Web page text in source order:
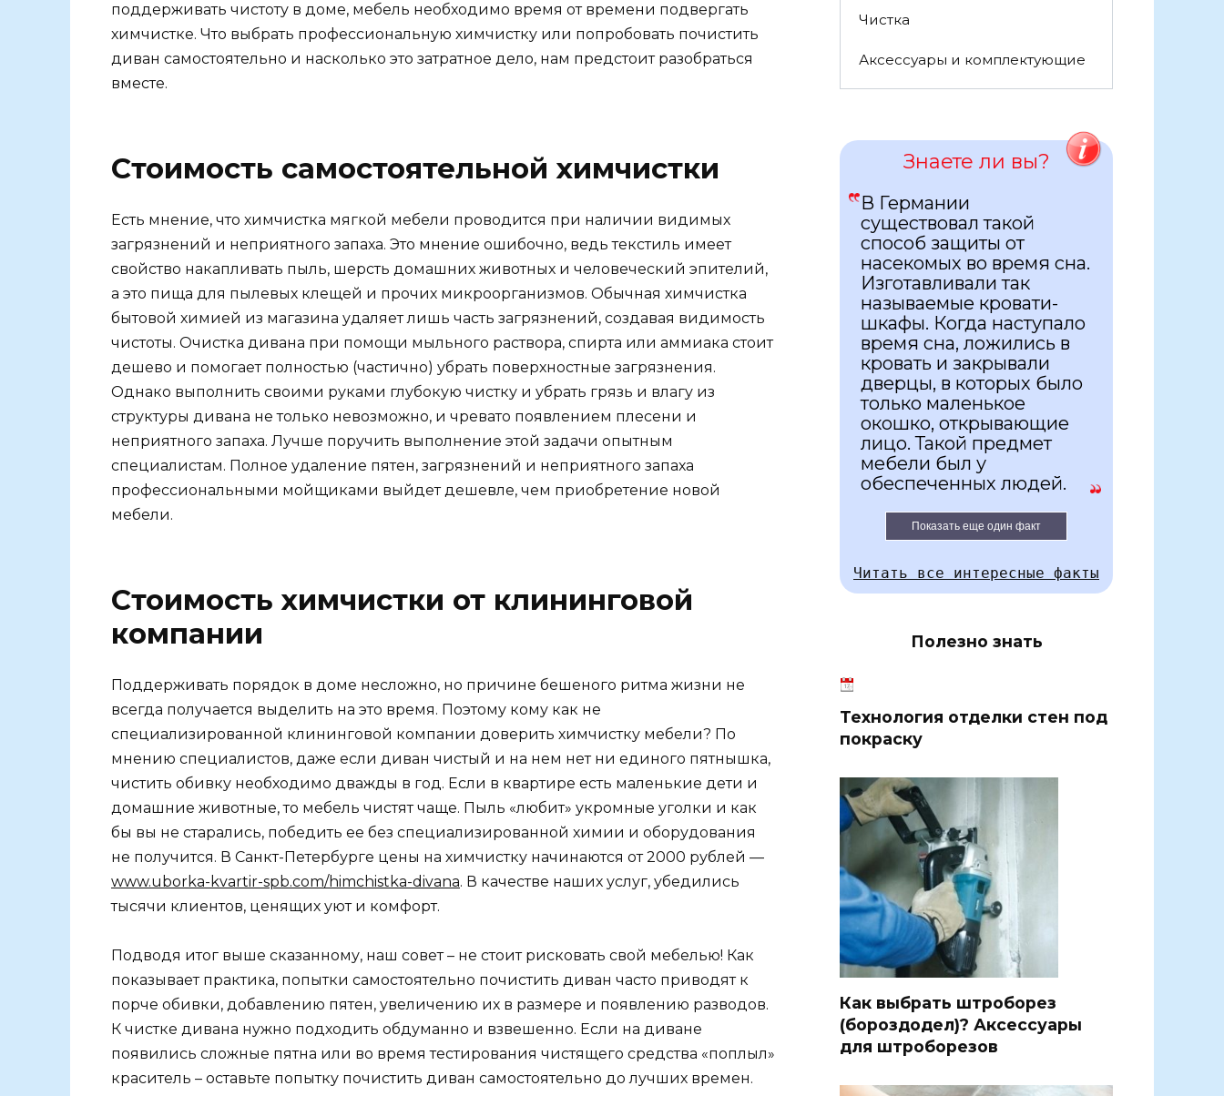
поддерживать чистоту в доме, мебель необходимо время от времени подвергать
химчистке. Что выбрать профессиональную химчистку или попробовать почистить
диван самостоятельно и насколько это затратное дело, нам предстоит разобраться
вместе.
Стоимость самостоятельной химчистки
Есть мнение, что химчистка мягкой мебели проводится при наличии видимых
загрязнений и неприятного запаха. Это мнение ошибочно, ведь текстиль имеет
свойство накапливать пыль, шерсть домашних животных и человеческий эпителий,
а это пища для пылевых клещей и прочих микроорганизмов. Обычная химчистка
бытовой химией из магазина удаляет лишь часть загрязнений, создавая видимость
чистоты. Очистка дивана при помощи мыльного раствора, спирта или аммиака стоит
дешево и помогает полностью (частично) убрать поверхностные загрязнения.
Однако выполнить своими руками глубокую чистку и убрать грязь и влагу из
структуры дивана не только невозможно, и чревато появлением плесени и
неприятного запаха. Лучше поручить выполнение этой задачи опытным
специалистам. Полное удаление пятен, загрязнений и неприятного запаха
профессиональными мойщиками выйдет дешевле, чем приобретение новой
мебели.
Стоимость химчистки от клининговой
компании
Поддерживать порядок в доме несложно, но причине бешеного ритма жизни не
всегда получается выделить на это время. Поэтому кому как не
специализированной клининговой компании доверить химчистку мебели? По
мнению специалистов, даже если диван чистый и на нем нет ни единого пятнышка,
чистить обивку необходимо дважды в год. Если в квартире есть маленькие дети и
домашние животные, то мебель чистят чаще. Пыль «любит» укромные уголки и как
бы вы не старались, победить ее без специализированной химии и оборудования
не получится. В Санкт-Петербурге цены на химчистку начинаются от 2000 рублей —
www.uborka-kvartir-spb.com/himchistka-divana. В качестве наших услуг, убедились
тысячи клиентов, ценящих уют и комфорт.
Подводя итог выше сказанному, наш совет – не стоит рисковать свой мебелью! Как
показывает практика, попытки самостоятельно почистить диван часто приводят к
порче обивки, добавлению пятен, увеличению их в размере и появлению разводов.
К чистке дивана нужно подходить обдуманно и взвешенно. Если на диване
появились сложные пятна или во время тестирования чистящего средства «поплыл»
краситель – оставьте попытку почистить диван самостоятельно до лучших времен.
Чистка
Аксессуары и комплектующие
Знаете ли вы?
В Германии
существовал такой
способ защиты от
насекомых во время сна.
Изготавливали так
называемые кровати-
шкафы. Когда наступало
время сна, ложились в
кровать и закрывали
дверцы, в которых было
только маленькое
окошко, открывающие
лицо. Такой предмет
мебели был у
обеспеченных людей.
Показать еще один факт
Читать все интересные факты
Полезно знать
Технология отделки стен под
покраску
Как выбрать штроборез
(бороздодел)? Аксессуары
для штроборезов